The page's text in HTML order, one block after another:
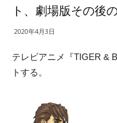
ト、劇場版その後
2020年4月3日
テレビアニメ『TIGER &
トする。